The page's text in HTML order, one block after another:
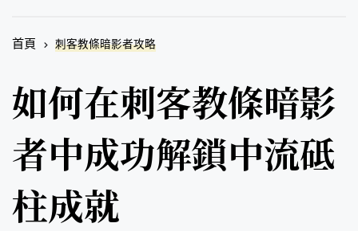
首頁 刺客教條暗影者攻略
如何在刺客教條暗影
者中成功解鎖中流砥
柱成就